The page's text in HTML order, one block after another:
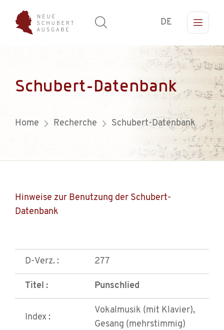
DE
Schubert-Datenbank
Home Recherche Schubert-Datenbank
Hinweise zur Benutzung der Schubert-
Datenbank
D-Verz. : 277
Titel : Punschlied
Index :
Vokalmusik (mit Klavier),
Gesang (mehrstimmig)